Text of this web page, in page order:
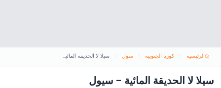
الرئيسية كوريا الجنوبية سول سيلا لا الحديقة المائية - سيول
سيلا لا الحديقة المائية - سيول